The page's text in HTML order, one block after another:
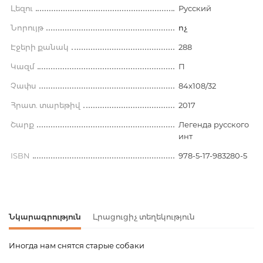
Լեզու Русский
Նորույթ ոչ
Էջերի քանակ 288
Կազմ П
Չափս 84x108/32
Հրատ. տարեթիվ 2017
Շարք
Легенда русского
инт
ISBN 978-5-17-983280-5
Նկարագրություն Լրացուցիչ տեղեկություն
Иногда нам снятся старые собаки